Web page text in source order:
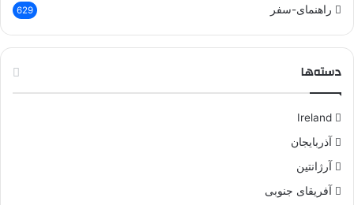
راهنمای-سفر 629
دسته‌ها
Ireland
آذربایجان
آرژانتین
آفریقای جنوبی